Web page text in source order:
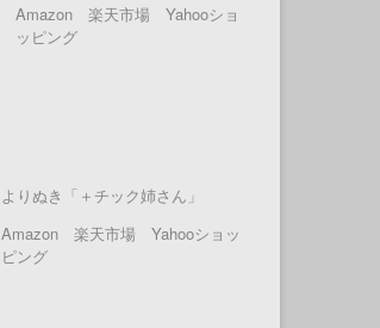
Amazon
楽天市場
Yahooショ
ッピング
よりぬき「＋チック姉さん」
Amazon
楽天市場
Yahooショッ
ピング